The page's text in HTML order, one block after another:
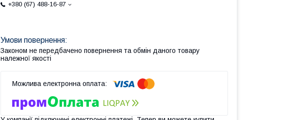
+380 (67) 488-16-87
Законом не передбачено повернення та обмін даного товару
належної якості